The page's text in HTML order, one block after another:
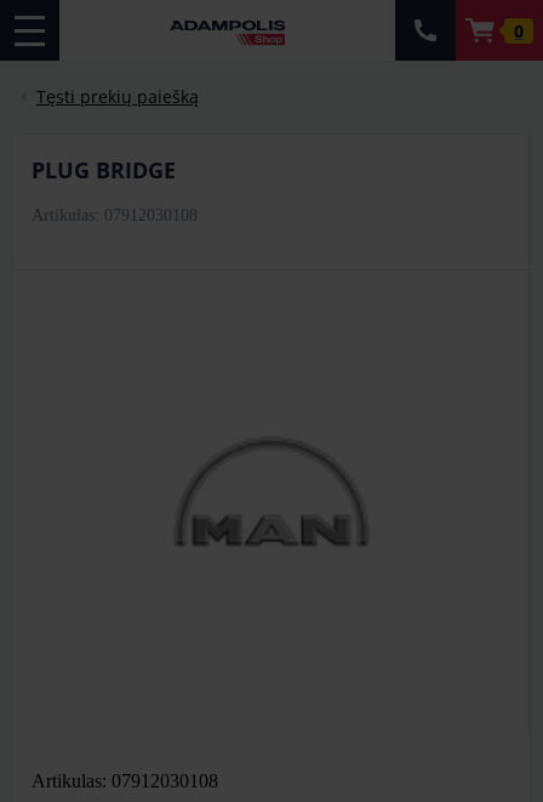
0
Tęsti prekių paiešką
PLUG BRIDGE
Artikulas: 07912030108
Artikulas: 07912030108